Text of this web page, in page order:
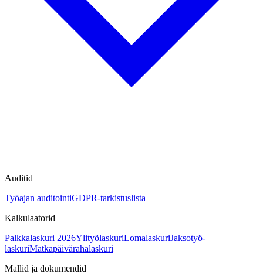
Auditid
Työajan auditointiGDPR-tarkistuslista
Kalkulaatorid
Palkkalaskuri 2026YlityölaskuriLomalaskuriJaksotyö-
laskuriMatkapäivärahalaskuri
Mallid ja dokumendid